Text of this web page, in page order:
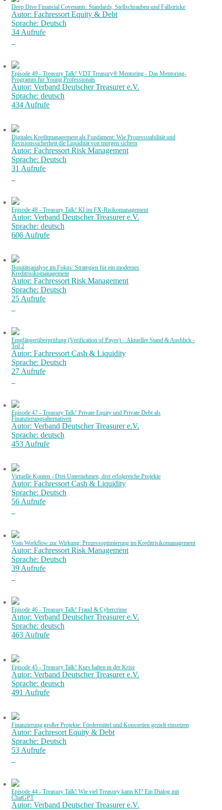
Deep Dive Financial Covenants: Standards, Stellschrauben und Fallstricke
Autor: Fachressort Equity & Debt
Sprache: Deutsch
34 Aufrufe
Episode 49 - Treasury Talk! VDT Treasury® Mentoring - Das Mentoring-
Programm für Young Professionals
Autor: Verband Deutscher Treasurer e.V.
Sprache: deutsch
434 Aufrufe
Digitales Kreditmanagement als Fundament: Wie Prozessstabilität und
Revisionssicherheit die Liquidität von morgen sichern
Autor: Fachressort Risk Management
Sprache: Deutsch
31 Aufrufe
Episode 48 - Treasury Talk! KI im FX-Risikomanagement
Autor: Verband Deutscher Treasurer e.V.
Sprache: deutsch
606 Aufrufe
Bonitätsanalyse im Fokus: Strategien für ein modernes
Kreditrisikomanagement
Autor: Fachressort Risk Management
Sprache: Deutsch
25 Aufrufe
Empfängerüberprüfung (Verification of Payee) – Aktueller Stand & Ausblick -
Teil 2
Autor: Fachressort Cash & Liquidity
Sprache: Deutsch
27 Aufrufe
Episode 47 - Treasury Talk! Private Equity und Private Debt als
Finanzierungsalternativen
Autor: Verband Deutscher Treasurer e.V.
Sprache: deutsch
453 Aufrufe
Virtuelle Konten - Drei Unternehmen, drei erfolgreiche Projekte
Autor: Fachressort Cash & Liquidity
Sprache: Deutsch
56 Aufrufe
Vom Workflow zur Wirkung: Prozessoptimierung im Kreditrisikomanagement
Autor: Fachressort Risk Management
Sprache: Deutsch
39 Aufrufe
Episode 46 - Treasury Talk! Fraud & Cybercrime
Autor: Verband Deutscher Treasurer e.V.
Sprache: deutsch
463 Aufrufe
Episode 45 - Treasury Talk! Kurs halten in der Krise
Autor: Verband Deutscher Treasurer e.V.
Sprache: deutsch
491 Aufrufe
Finanzierung großer Projekte: Fördermittel und Konsortien gezielt einsetzen
Autor: Fachresort Equity & Debt
Sprache: Deutsch
53 Aufrufe
Episode 44 - Treasury Talk! Wie viel Treasury kann KI? Ein Dialog mit
ChatGPT
Autor: Verband Deutscher Treasurer e.V.